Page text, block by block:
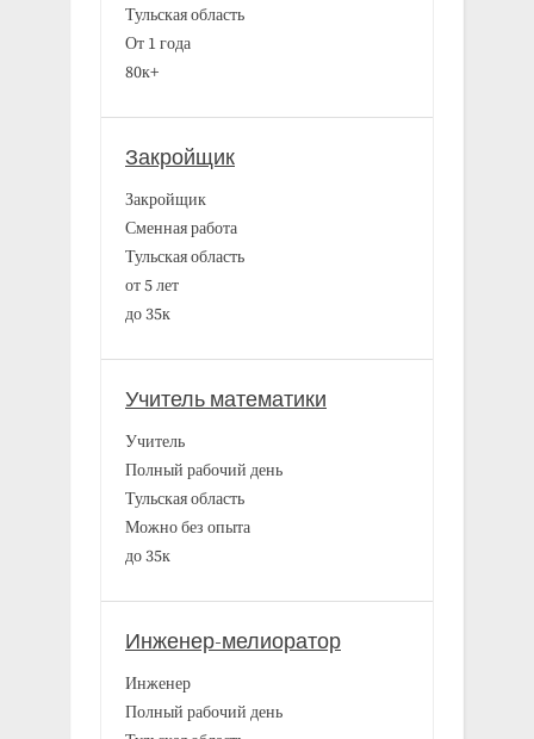
Тульская область
От 1 года
80к+
Закройщик
Закройщик
Сменная работа
Тульская область
от 5 лет
до 35к
Учитель математики
Учитель
Полный рабочий день
Тульская область
Можно без опыта
до 35к
Инженер-мелиоратор
Инженер
Полный рабочий день